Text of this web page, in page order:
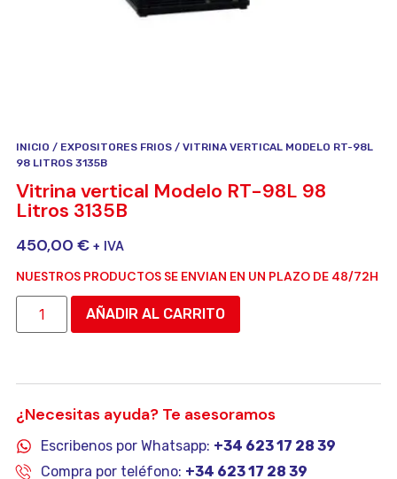
INICIO / EXPOSITORES FRIOS / VITRINA VERTICAL MODELO RT-98L
98 LITROS 3135B
Vitrina vertical Modelo RT-98L 98
Litros 3135B
450,00 € + IVA
NUESTROS PRODUCTOS SE ENVIAN EN UN PLAZO DE 48/72H
AÑADIR AL CARRITO
¿Necesitas ayuda? Te asesoramos
Escribenos por Whatsapp: +34 623 17 28 39
Compra por teléfono: +34 623 17 28 39